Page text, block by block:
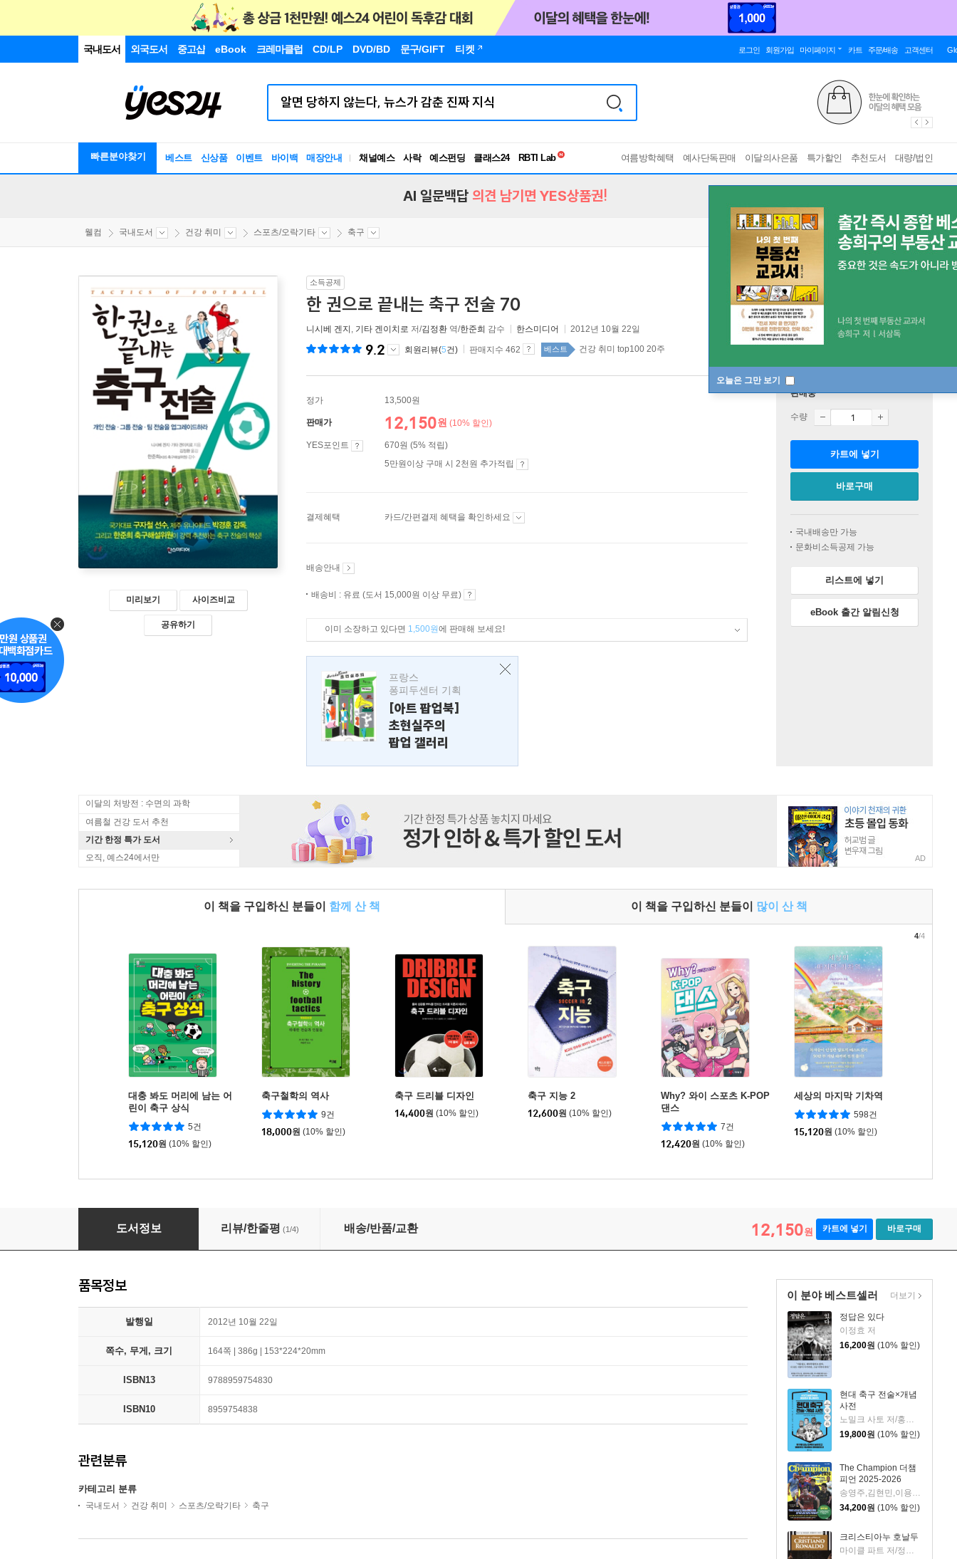
국내도서 외국도서 중고샵 eBook 크레마클럽 CD/LP DVD/BD 문구/GIFT 티켓 로그인 회원가입 마이페이지 카트 주문/배송 고객센터
빠른분야찾기 베스트 신상품 이벤트 바이백 매장안내 채널예스 사락 예스펀딩 클래스24
독서유형검사
여름방학혜택 예사단독판매 이달의사은품 특가할인 추천도서 대량/법인
오늘은 그만 보기
AI 일문백답 의견 남기면 YES상품권!
웰컴 국내도서 건강 취미 스포츠/오락기타 축구
미리보기 사이즈비교
공유하기
소득공제
한 권으로 끝내는 축구 전술 70
니시베 겐지 , 기타 겐이치로 저/김정환 역/한준희 감수 한스미디어 2012년 10월 22일
9.2 회원리뷰(5건) 판매지수 462 베스트 건강 취미 top100 20주
정가 13,500원
판매가 12,150원 (10% 할인)
YES포인트
670원 (5% 적립)
5만원이상 구매 시 2천원 추가적립
결제혜택 카드/간편결제 혜택을 확인하세요
배송안내
배송비 : 유료 (도서 15,000원 이상 무료)
이미 소장하고 있다면 1,500원에 판매해 보세요!
프랑스
퐁피두센터 기획
[아트 팝업북]
초현실주의
팝업 갤러리
판매중
수량
카트에 넣기
바로구매
국내배송만 가능
문화비소득공제 가능
리스트에 넣기
eBook 출간 알림신청
이달의 처방전 : 수면의 과학
여름철 건강 도서 추천
기간 한정 특가 도서
오직, 예스24에서만
AD
이 책을 구입하신 분들이 함께 산 책 이 책을 구입하신 분들이 많이 산 책
대충 봐도 머리에 남는 어
린이 축구 상식
5건
15,120원 (10% 할인)
축구철학의 역사
9건
18,000원 (10% 할인)
축구 드리블 디자인
14,400원 (10% 할인)
축구 지능 2
12,600원 (10% 할인)
Why? 와이 스포츠 K-POP
댄스
7건
12,420원 (10% 할인)
세상의 마지막 기차역
598건
15,120원 (10% 할인)
4/4
한 권으로 끝내는 축구 전술 70
도서정보 리뷰/한줄평 (1/4) 배송/반품/교환 12,150원 카트에 넣기 바로구매
이 분야 베스트셀러
정답은 있다
이정효 저
16,200원 (10% 할인)
현대 축구 전술×개념
사전
노밀크 사토 저/홍재민 역
19,800원 (10% 할인)
The Champion 더챔
피언 2025-2026
34,200원 (10% 할인)
크리스티아누 호날두
마이클 파트 저/정지현 역
더보기
품목정보
발행일 2012년 10월 22일
쪽수, 무게, 크기 164쪽 | 386g | 153*224*20mm
ISBN13 9788959754830
ISBN10 8959754838
관련분류
카테고리 분류
국내도서 건강 취미 스포츠/오락기타 축구